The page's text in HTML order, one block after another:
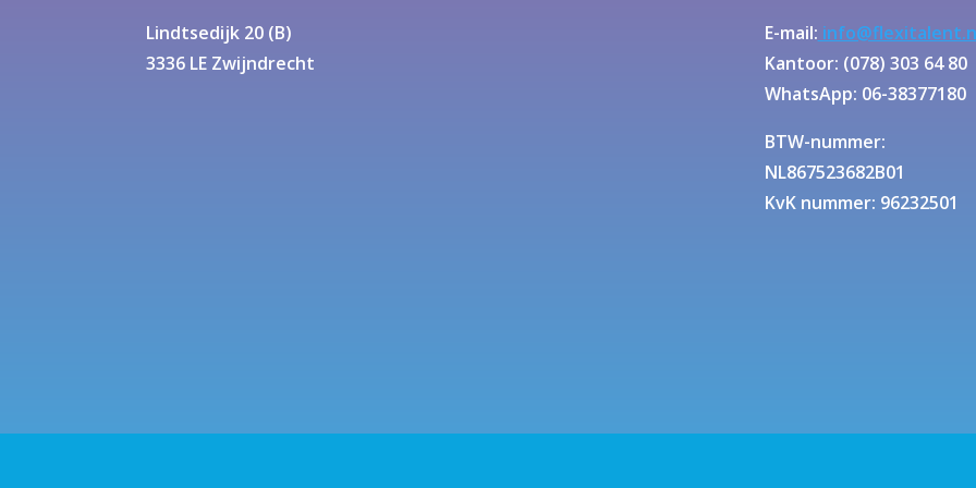
Lindtsedijk 20 (B)
3336 LE Zwijndrecht
E-mail:
Kantoor: (078) 303 64 80
WhatsApp: 06-38377180
BTW-nummer:
NL867523682B01
KvK nummer: 96232501